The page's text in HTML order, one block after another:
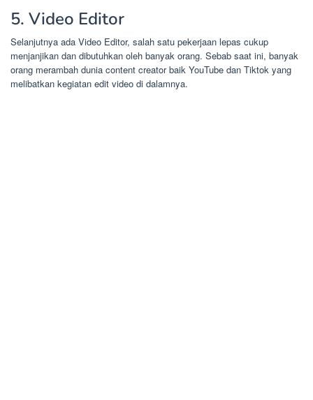
5. Video Editor
Selanjutnya ada Video Editor, salah satu pekerjaan lepas cukup
menjanjikan dan dibutuhkan oleh banyak orang. Sebab saat ini, banyak
orang merambah dunia content creator baik YouTube dan Tiktok yang
melibatkan kegiatan edit video di dalamnya.